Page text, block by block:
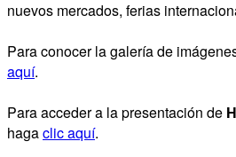
nuevos mercados, ferias
Para conocer la galería de
aquí.
Para acceder a la presentación de
hagaclic aquí.